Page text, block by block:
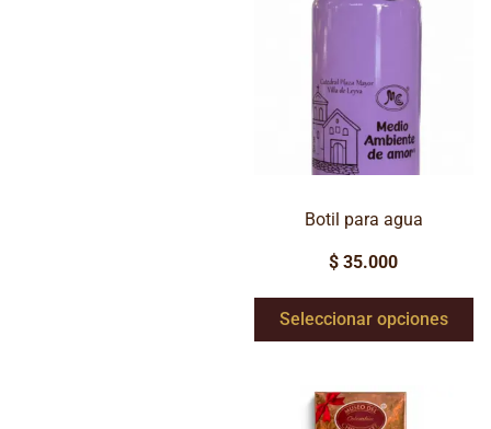
Botil para agua
$ 35.000
Seleccionar opciones